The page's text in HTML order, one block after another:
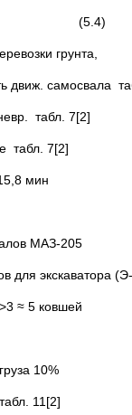
+ tм, (5.4)
грунта,
движ. самосвала
табл. 7[2]
табл. 7[2]
мин
МАЗ-205
для экскаватора
≈ 5 ковшей
10%
11[2]